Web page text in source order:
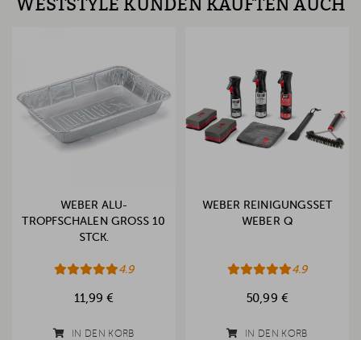
WESTSTYLE KUNDEN KAUFTEN AUCH
WEBER ALU-
TROPFSCHALEN GROSS 10 S
TCK.
4.9
11,99 €
IN DEN KORB
WEBER REINIGUNGSSET
WEBER Q
4.9
50,99 €
IN DEN KORB